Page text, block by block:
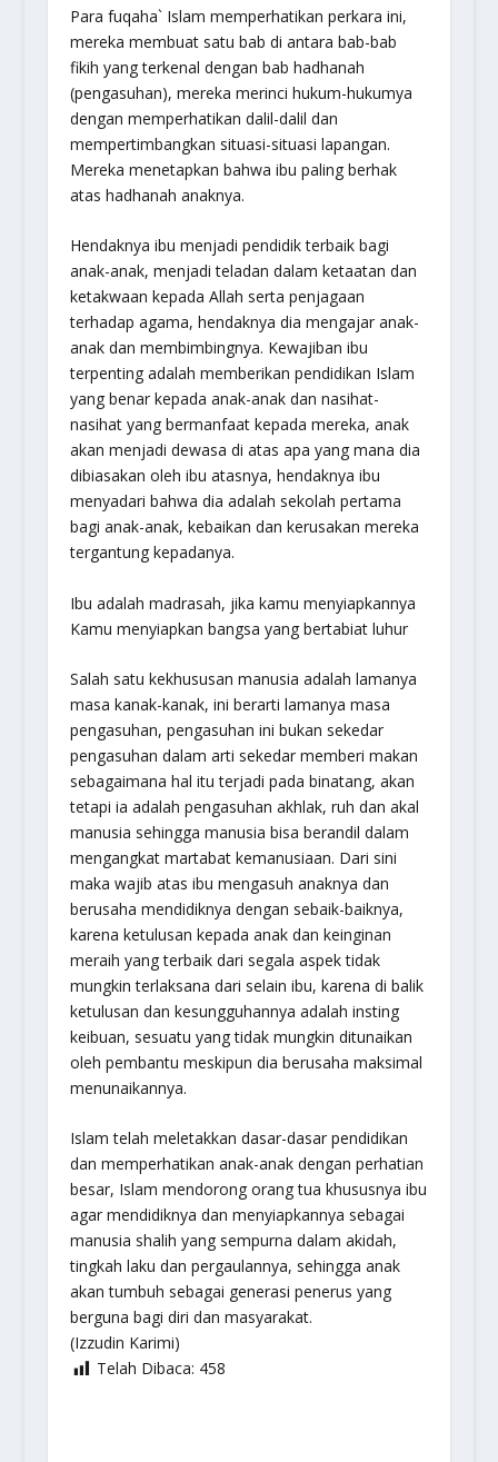
Para fuqaha` Islam memperhatikan perkara ini,
mereka membuat satu bab di antara bab-bab
fikih yang terkenal dengan bab hadhanah
(pengasuhan), mereka merinci hukum-hukumya
dengan memperhatikan dalil-dalil dan
mempertimbangkan situasi-situasi lapangan.
Mereka menetapkan bahwa ibu paling berhak
atas hadhanah anaknya.
Hendaknya ibu menjadi pendidik terbaik bagi
anak-anak, menjadi teladan dalam ketaatan dan
ketakwaan kepada Allah serta penjagaan
terhadap agama, hendaknya dia mengajar anak-
anak dan membimbingnya. Kewajiban ibu
terpenting adalah memberikan pendidikan Islam
yang benar kepada anak-anak dan nasihat-
nasihat yang bermanfaat kepada mereka, anak
akan menjadi dewasa di atas apa yang mana dia
dibiasakan oleh ibu atasnya, hendaknya ibu
menyadari bahwa dia adalah sekolah pertama
bagi anak-anak, kebaikan dan kerusakan mereka
tergantung kepadanya.
Ibu adalah madrasah, jika kamu menyiapkannya
Kamu menyiapkan bangsa yang bertabiat luhur
Salah satu kekhususan manusia adalah lamanya
masa kanak-kanak, ini berarti lamanya masa
pengasuhan, pengasuhan ini bukan sekedar
pengasuhan dalam arti sekedar memberi makan
sebagaimana hal itu terjadi pada binatang, akan
tetapi ia adalah pengasuhan akhlak, ruh dan akal
manusia sehingga manusia bisa berandil dalam
mengangkat martabat kemanusiaan. Dari sini
maka wajib atas ibu mengasuh anaknya dan
berusaha mendidiknya dengan sebaik-baiknya,
karena ketulusan kepada anak dan keinginan
meraih yang terbaik dari segala aspek tidak
mungkin terlaksana dari selain ibu, karena di balik
ketulusan dan kesungguhannya adalah insting
keibuan, sesuatu yang tidak mungkin ditunaikan
oleh pembantu meskipun dia berusaha maksimal
menunaikannya.
Islam telah meletakkan dasar-dasar pendidikan
dan memperhatikan anak-anak dengan perhatian
besar, Islam mendorong orang tua khususnya ibu
agar mendidiknya dan menyiapkannya sebagai
manusia shalih yang sempurna dalam akidah,
tingkah laku dan pergaulannya, sehingga anak
akan tumbuh sebagai generasi penerus yang
berguna bagi diri dan masyarakat.
(Izzudin Karimi)
Telah Dibaca: 458